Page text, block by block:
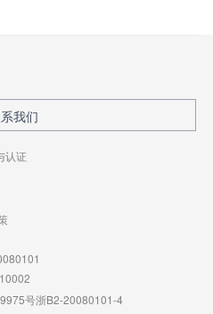
我们
认证
号浙B2-20080101-4